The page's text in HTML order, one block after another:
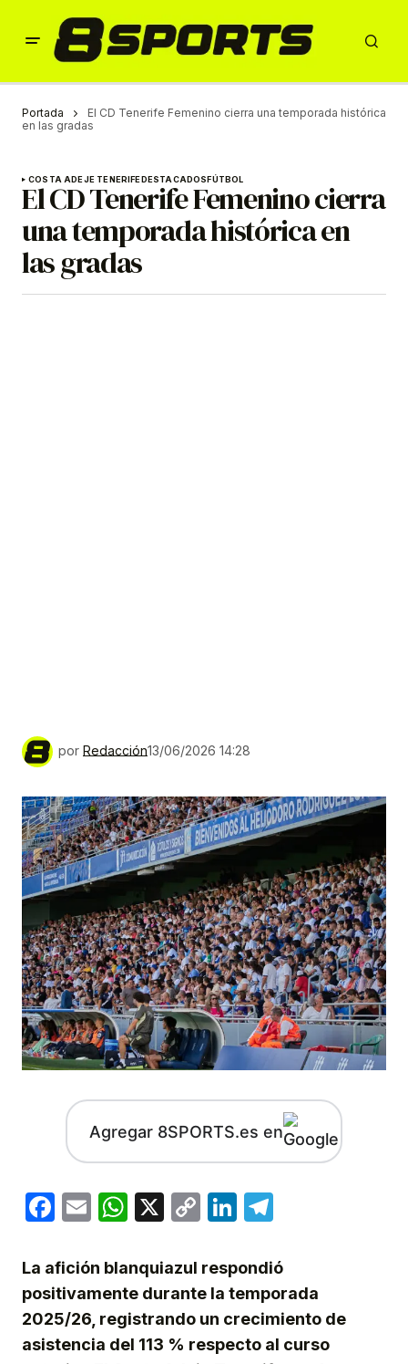
Portada
El CD Tenerife Femenino cierra una temporada histórica
en las gradas
COSTA ADEJE TENERIFEDESTACADOSFÚTBOL
El CD Tenerife Femenino cierra
una temporada histórica en
las gradas
por Redacción13/06/2026 14:28
Agregar 8SPORTS.es en
Facebook
EmailWhatsApp
X
CopyLinkedIn
La afición blanquiazul respondió
positivamente durante la temporada
2025/26, registrando un crecimiento de
asistencia del 113 % respecto al curso